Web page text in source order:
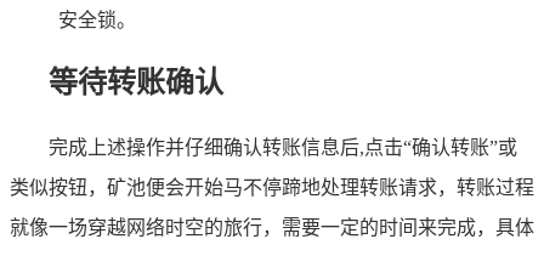
安全锁。
等待转账确认
完成上述操作并仔细确认转账信息后,点击“确认转账”或
类似按钮，矿池便会开始马不停蹄地处理转账请求，转账过程
就像一场穿越网络时空的旅行，需要一定的时间来完成，具体